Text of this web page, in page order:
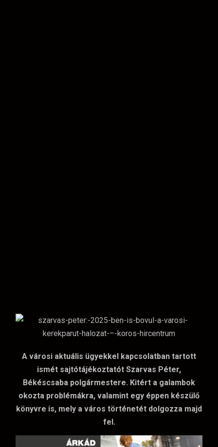
A városi aktuális ügyekkel kapcsolatban tartott
ismét sajtótájékoztatót Szarvas Péter,
Békéscsaba polgármestere. Kitért a galambok
okozta problémákra, valamint egy éppen készülő
könyvre is, mely a város történetét dolgozza majd
fel.